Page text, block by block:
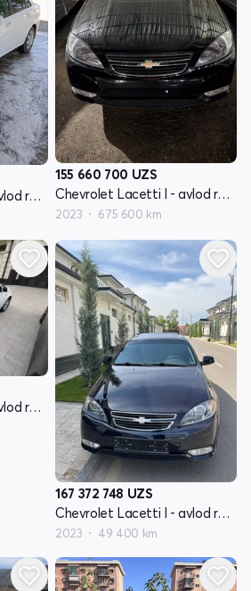
Chevrolet Lacetti I - avlod restayling
155 660 700 UZS
Chevrolet Lacetti I - avlod restayling
2023 675 600 km
Chevrolet Lacetti I - avlod restayling
167 372 748 UZS
Chevrolet Lacetti I - avlod restayling
2023 49 400 km